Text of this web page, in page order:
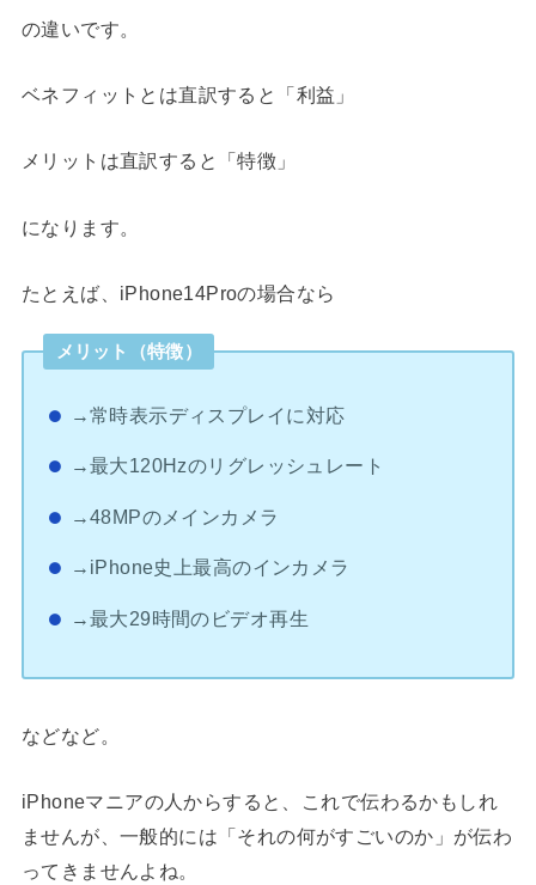
の違いです。
ベネフィットとは直訳すると「利益」
メリットは直訳すると「特徴」
になります。
たとえば、iPhone14Proの場合なら
メリット（特徴）
→常時表示ディスプレイに対応
→最大120Hzのリグレッシュレート
→48MPのメインカメラ
→iPhone史上最高のインカメラ
→最大29時間のビデオ再生
などなど。
iPhoneマニアの人からすると、これで伝わるかもしれ
ませんが、一般的には「それの何がすごいのか」が伝わ
ってきませんよね。